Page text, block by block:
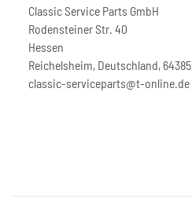
Classic Service Parts GmbH
Rodensteiner Str. 40
Hessen
Reichelsheim, Deutschland, 64385
classic-serviceparts@t-online.de